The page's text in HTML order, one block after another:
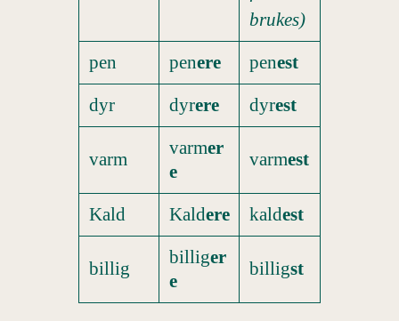
brukes)
pen
penere penest
dyr
dyrere dyrest
varm
varmer
e
varmest
Kald Kaldere kaldest
billig
billiger
e
billigst